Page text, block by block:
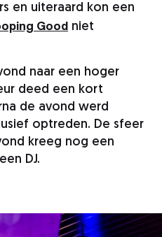
en uiteraard kon een
Good niet
naar een hoger
deed een kort
de avond werd
optreden. De sfeer
kreeg nog een
DJ.